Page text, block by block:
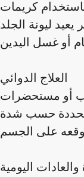
كريمات
ليونة الجلد
العلاج الدوائي
أو مستحضرات
محددة حسب شدة
اليومية